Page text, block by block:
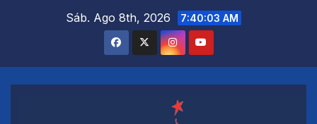
Sáb. Ago 8th, 2026 7:40:04 AM